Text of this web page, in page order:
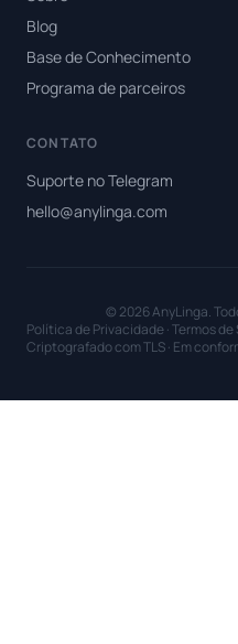
Blog
Base de Conhecimento
Programa de parceiros
CONTATO
Suporte no Telegram
hello@anylinga.com
© 2026 AnyLinga.
Política de Privacidade·Termos de
Criptografado com TLS · Em